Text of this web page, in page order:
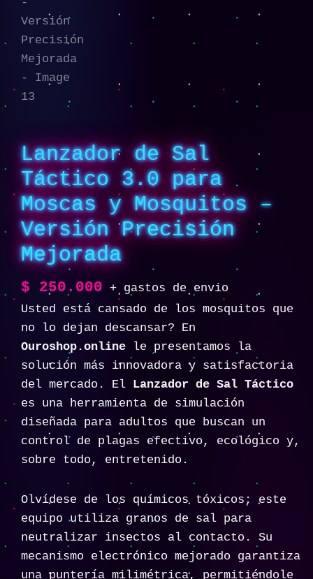
Lanzador de Sal
Táctico 3.0 para
Moscas y Mosquitos –
Versión Precisión
Mejorada
$ 250.000
+ gastos de envio
Usted está cansado de los mosquitos que
no lo dejan descansar? En
Ouroshop.online le presentamos la
solución más innovadora y satisfactoria
del mercado. El Lanzador de Sal Táctico
es una herramienta de simulación
diseñada para adultos que buscan un
control de plagas efectivo, ecológico y,
sobre todo, entretenido.
Olvídese de los químicos tóxicos; este
equipo utiliza granos de sal para
neutralizar insectos al contacto. Su
mecanismo electrónico mejorado garantiza
una puntería milimétrica, permitiéndole